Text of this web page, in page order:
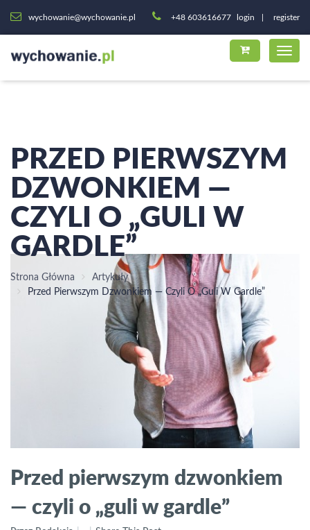
wychowanie@wychowanie.pl +48 603616677 login register
PRZED PIERWSZYM
DZWONKIEM —
CZYLI O „GULI W
GARDLE”
Strona Główna
Artykuły
Przed Pierwszym Dzwonkiem — Czyli O „guli W Gardle”
Przed pierwszym dzwonkiem
— czyli o „guli w gardle”